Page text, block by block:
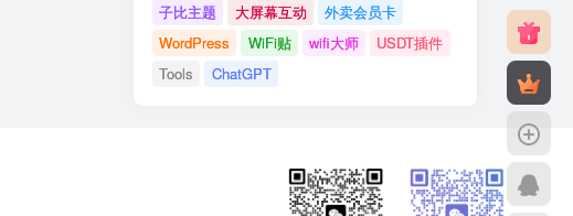
子比主题
大屏幕互动
外卖会员卡
WordPress
WiFi贴 wifi大师
USDT插件
Tools
ChatGPT